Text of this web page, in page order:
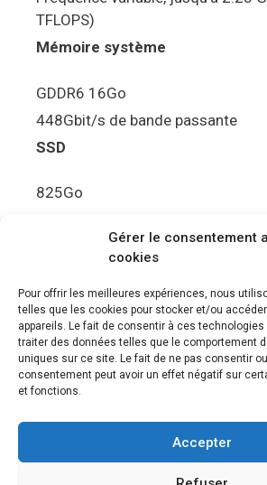
Gérer le consentement
cookies
Pour offrir les meilleures expériences, nous
telles que les cookies pour stocker et/ou
appareils. Le fait de consentir à ces
traiter des données telles que le comportement
uniques sur ce site. Le fait de ne pas consentir
consentement peut avoir un effet négatif sur
et fonctions.
Accepter
TFLOPS)
Mémoire système
GDDR6 16Go
448Gbit/s de bande passante
SSD
825Go
5.5Gbit/s de bande passante en
Disque de jeu PS5
Ultra HD Blu-ray™, jusqu’à
Sortie vidéo
Compatibilité avec les téléviseurs
8K, VRR (spécification HDMI v. 2.1)
“Tempest” 3D AudioTec